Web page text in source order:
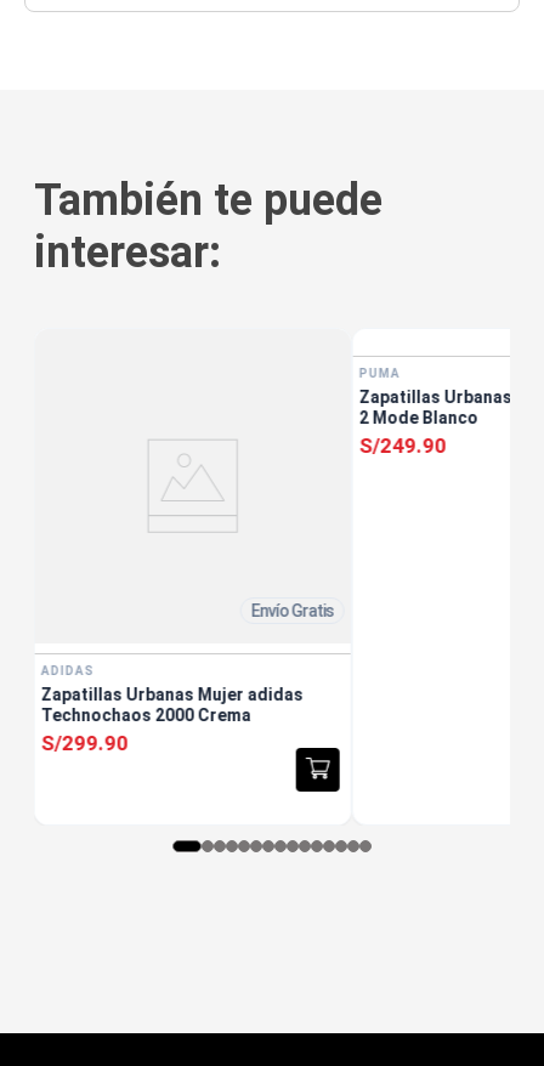
También te puede
interesar:
Envío Gratis
ADIDAS
Zapatillas Urbanas Mujer adidas
Technochaos 2000 Crema
S/299.90
PUMA
Zapatillas Urbanas
2 Mode Blanco
S/249.90